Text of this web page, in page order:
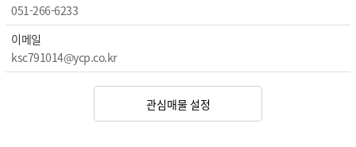
051-266-6233
이메일
ksc791014@ycp.co.kr
관심매물 설정